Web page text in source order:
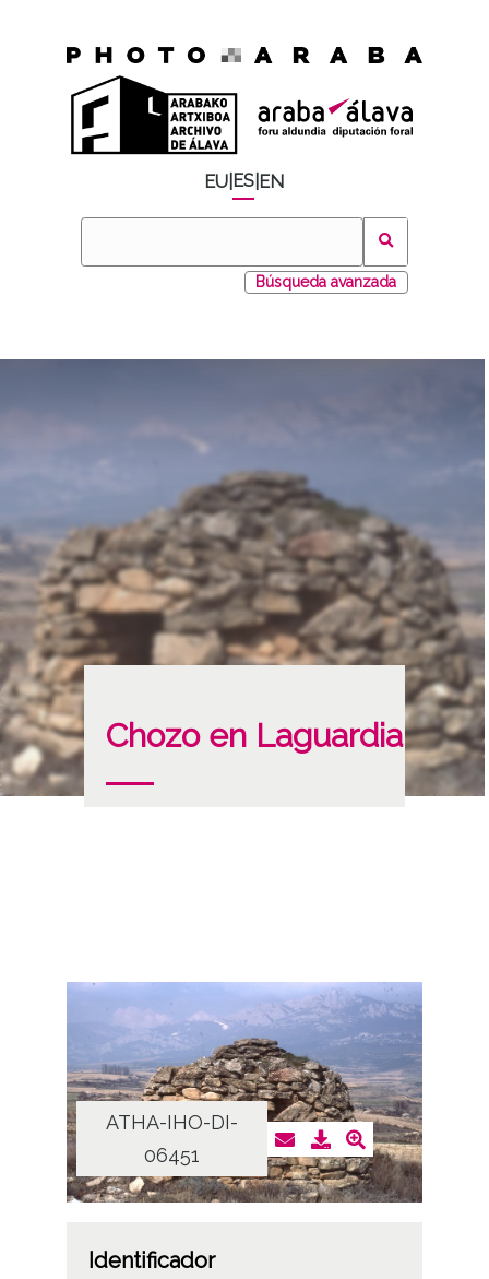
EU ES EN
Búsqueda avanzada
Chozo en Laguardia
ATHA-IHO-DI-
06451
Identificador